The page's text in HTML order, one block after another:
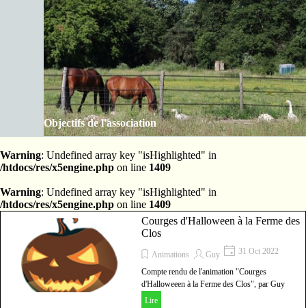
Aller au contenu
Les Amis de la ferme des Clos
Sauter le menu
Objectifs de l'association
Warning: Undefined array key "isHighlighted" in
/htdocs/res/x5engine.php on line 1409
Warning: Undefined array key "isHighlighted" in
/htdocs/res/x5engine.php on line 1409
Courges d'Halloween à la Ferme des
Clos
Animations Guy 31 Oct 2022
Compte rendu de l'animation "Courges
d'Halloweeen à la Ferme des Clos", par Guy
Poupart
Lire